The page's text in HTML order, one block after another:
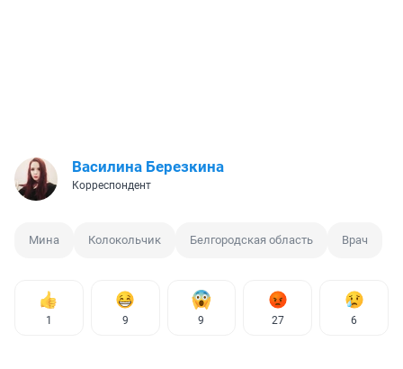
Василина Березкина
Корреспондент
Мина Колокольчик Белгородская область Врач
1 9 9 27 6